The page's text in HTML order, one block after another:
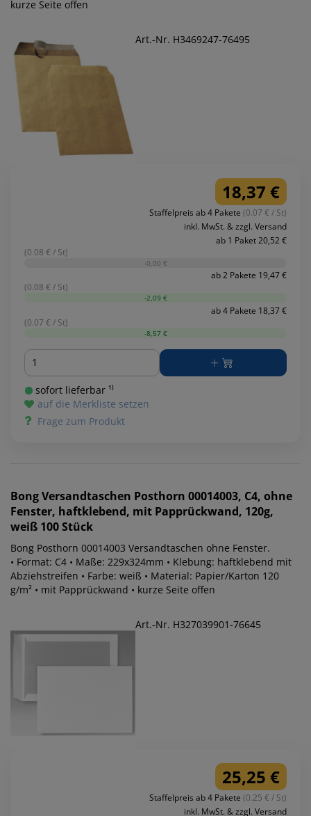
kurze Seite offen
Art.-Nr. H3469247-76495
18,37 €
Staffelpreis ab 4 Pakete (0.07 € / St)
inkl. MwSt. & zzgl. Versand
ab 1 Paket 20,52 €
(0.08 € / St)
-0,00 €
ab 2 Pakete 19,47 €
(0.08 € / St)
-2,09 €
ab 4 Pakete 18,37 €
(0.07 € / St)
-8,57 €
Menge
sofort lieferbar ¹⁾
auf die Merkliste setzen
Frage zum Produkt
BongVersandtaschen Posthorn 00014003, C4, ohne
Fenster, haftklebend, mit Papprückwand, 120g,
weiß 100 Stück
Bong Posthorn 00014003 Versandtaschen ohne Fenster.
• Format: C4 • Maße: 229x324mm • Klebung: haftklebend mit
Abziehstreifen • Farbe: weiß • Material: Papier/Karton 120
g/m² • mit Papprückwand • kurze Seite offen
Art.-Nr. H327039901-76645
25,25 €
Staffelpreis ab 4 Pakete (0.25 € / St)
inkl. MwSt. & zzgl. Versand